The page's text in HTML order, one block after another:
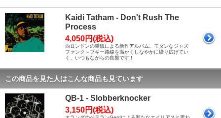
Kaidi Tatham - Don't Rush The
Process
4,050円(税込)
西ロンドンの重鎮による新作アルバム。モダンなジャズ
ファンク～ブギー路線を温かくしなやかに繰り広げてい
く、いつもながらの良盤です!!
この商品を見た人はこんな商品も見ています
QB-1 - Slobberknocker
3,150円(税込)